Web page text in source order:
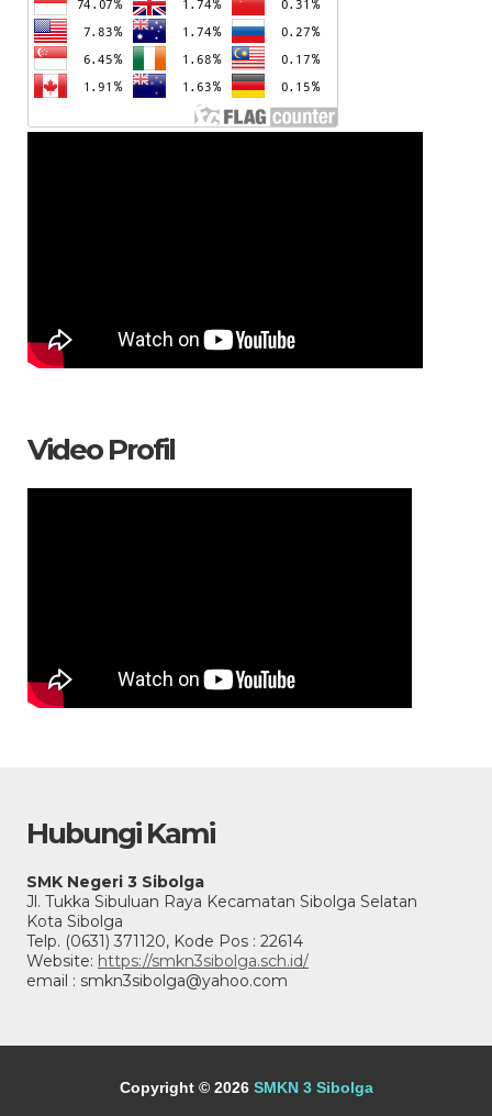
Video Profil
Hubungi Kami
SMK Negeri 3 Sibolga
Jl. Tukka Sibuluan Raya Kecamatan Sibolga Selatan
Kota Sibolga
Telp. (0631) 371120, Kode Pos : 22614
Website: https://smkn3sibolga.sch.id/
email : smkn3sibolga@yahoo.com
Copyright © 2026 SMKN 3 Sibolga